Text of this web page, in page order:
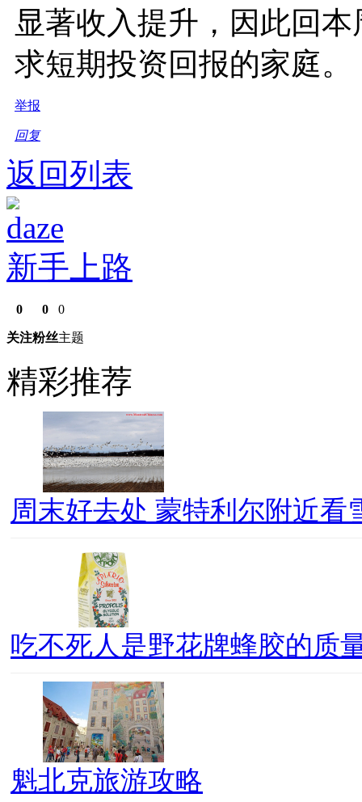
显著收入提升，因此回
求短期投资回报的家庭。
举报
回复
返回列表
daze
新手上路
0
关注
0
粉丝
0
主题
精彩推荐
周末好去处 蒙特利尔附近看
吃不死人是野花牌蜂胶的质
魁北克旅游攻略